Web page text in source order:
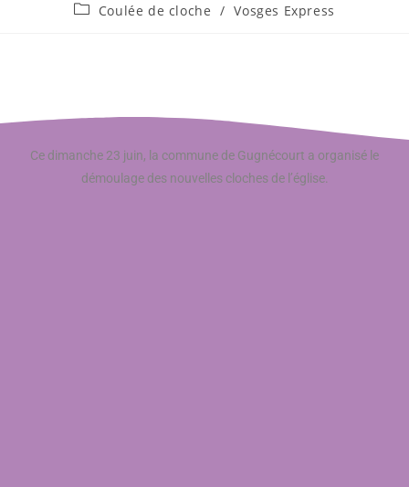
Coulée de cloche / Vosges Express
Ce dimanche 23 juin, la commune de Gugnécourt a organisé le
démoulage des nouvelles cloches de l’église.